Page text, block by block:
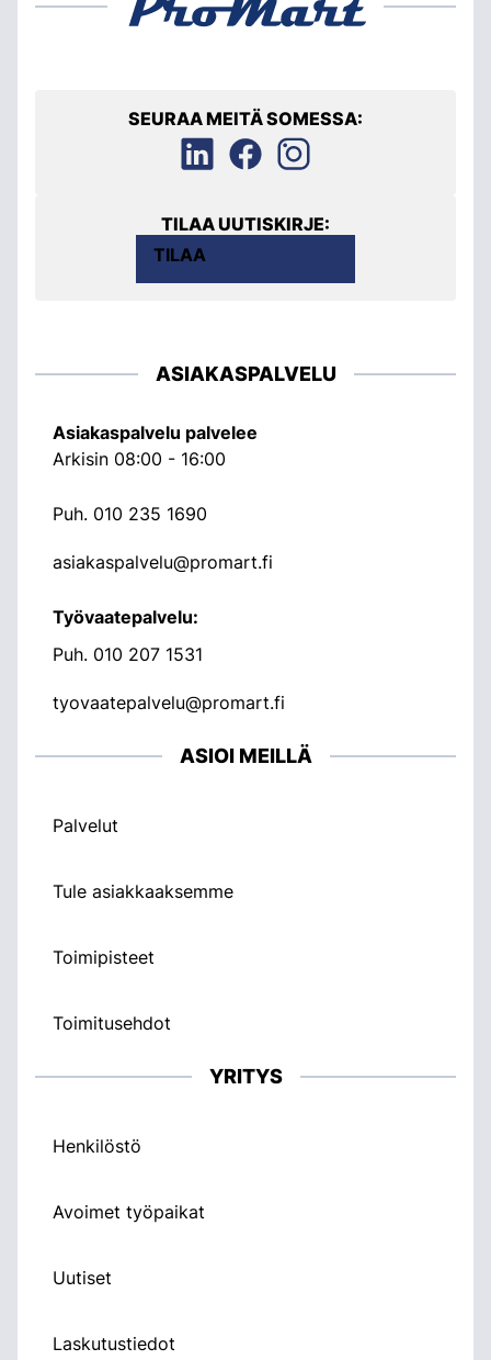
SEURAA MEITÄ SOMESSA:
TILAA UUTISKIRJE:
TILAA
ASIAKASPALVELU
Asiakaspalvelu palvelee
Arkisin 08:00 - 16:00
Puh. 010 235 1690
asiakaspalvelu@promart.fi
Työvaatepalvelu:
Puh. 010 207 1531
tyovaatepalvelu@promart.fi
ASIOI MEILLÄ
Palvelut
Tule asiakkaaksemme
Toimipisteet
Toimitusehdot
YRITYS
Henkilöstö
Avoimet työpaikat
Uutiset
Laskutustiedot